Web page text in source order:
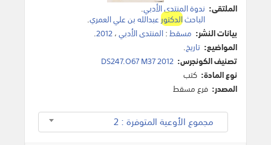
الملتقى: ندوة المنتدى الأدبي.
الباحثالدكتورعبدالله بن علي العمري.
بيانات النشر: مسقط:المنتدى الأدبي،2012
.
المواضيع: تاريخ.
تصنيف الكونجرس: DS247.O67 M37 2012
نوع المادة: كتب
المصدر: فرع مسقط
مجموع الأوعية المتوفرة : 2